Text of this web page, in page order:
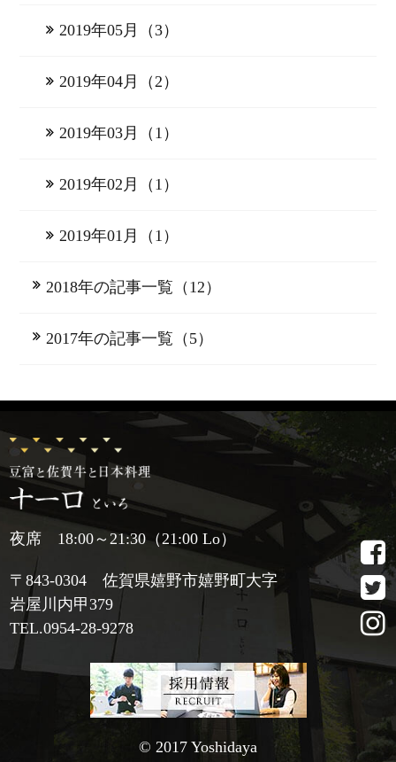
2019年05月（3）
2019年04月（2）
2019年03月（1）
2019年02月（1）
2019年01月（1）
2018年の記事一覧（12）
2017年の記事一覧（5）
夜席 18:00～21:30（21:00 Lo）
〒843-0304 佐賀県嬉野市嬉野町大字
岩屋川内甲379
TEL.0954-28-9278
© 2017 Yoshidaya